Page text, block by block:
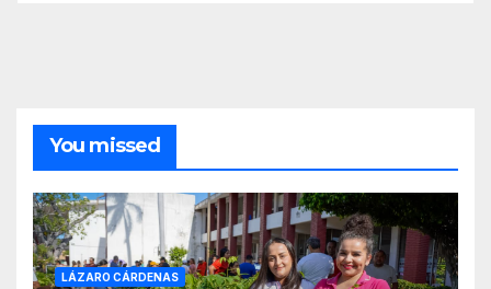
You missed
LÁZARO CÁRDENAS